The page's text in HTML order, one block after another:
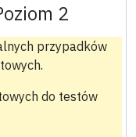
2
przypadków
do testów